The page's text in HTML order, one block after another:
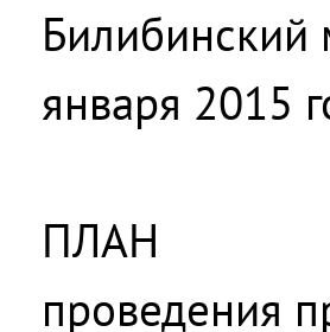
Билибинский
января 2015
ПЛАН
проведения